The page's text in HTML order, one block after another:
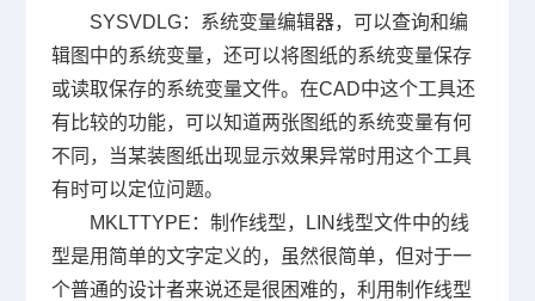
SYSVDLG：系统变量编辑器，可以查询和编
辑图中的系统变量，还可以将图纸的系统变量保存
或读取保存的系统变量文件。在CAD中这个工具还
有比较的功能，可以知道两张图纸的系统变量有何
不同，当某装图纸出现显示效果异常时用这个工具
有时可以定位问题。
MKLTTYPE ：制作线型， LIN线型文件中的线
型是用简单的文字定义的，虽然很简单，但对于一
个普通的设计者来说还是很困难的，利用制作线型